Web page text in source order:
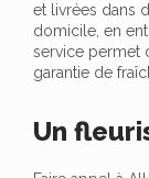
et livrées dans
domicile, en
service permet
garantie de
Un